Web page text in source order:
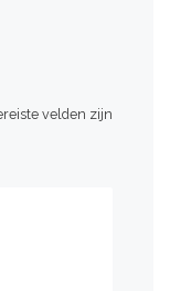
velden zijn